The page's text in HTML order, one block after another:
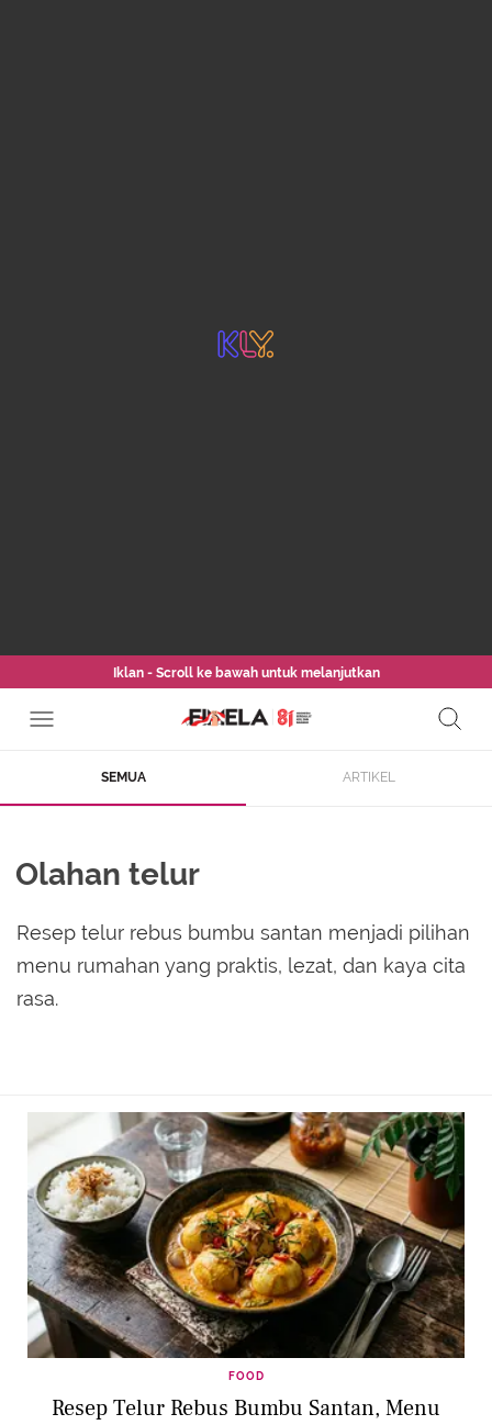
Iklan - Scroll ke bawah untuk melanjutkan
SEMUA ARTIKEL
Olahan telur
Resep telur rebus bumbu santan menjadi pilihan
menu rumahan yang praktis, lezat, dan kaya cita
rasa.
FOOD
Resep Telur Rebus Bumbu Santan, Menu